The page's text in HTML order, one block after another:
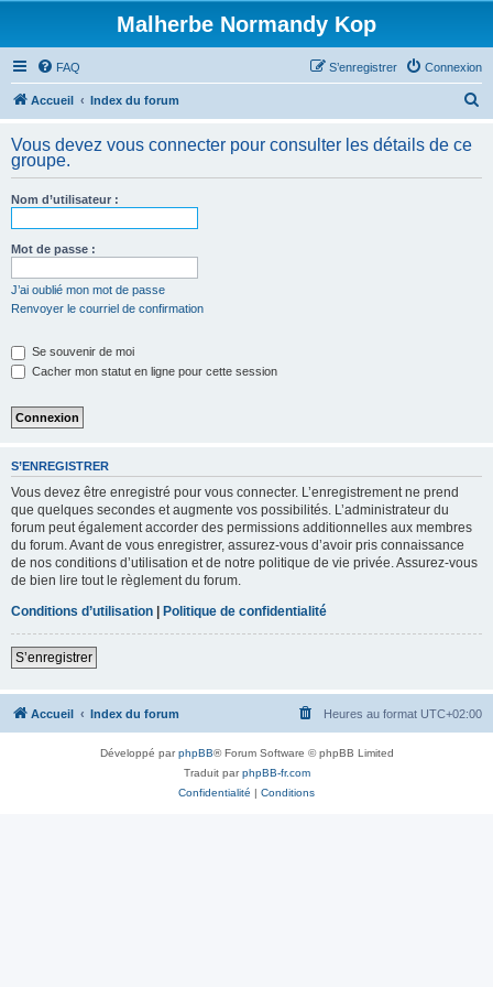
Malherbe Normandy Kop
FAQ Connexion
S’enregistrer
Accueil Index du forum
h
Vous devez vous connecter pour consulter les détails de ce
groupe.
Nom d’utilisateur :
Mot de passe :
J’ai oublié mon mot de passe
Renvoyer le courriel de confirmation
Se souvenir de moi
Cacher mon statut en ligne pour cette session
S’ENREGISTRER
Vous devez être enregistré pour vous connecter. L’enregistrement ne prend
que quelques secondes et augmente vos possibilités. L’administrateur du
forum peut également accorder des permissions additionnelles aux membres
du forum. Avant de vous enregistrer, assurez-vous d’avoir pris connaissance
de nos conditions d’utilisation et de notre politique de vie privée. Assurez-vous
de bien lire tout le règlement du forum.
Conditions d’utilisation | Politique de confidentialité
S’enregistrer
Accueil Index du forum Heures au format UTC+02:00
Développé parphpBB® Forum Software © phpBB Limited
Traduit parphpBB-fr.com
Confidentialité | Conditions